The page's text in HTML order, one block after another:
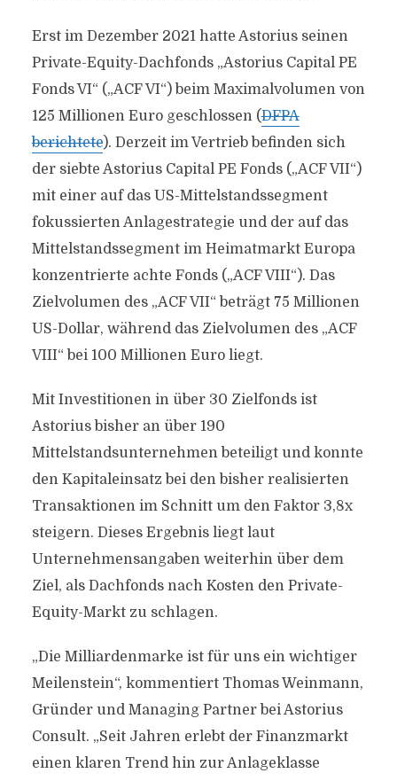
Erst im Dezember 2021 hatte Astorius seinen
Private-Equity-Dachfonds „Astorius Capital PE
Fonds VI“ („ACF VI“) beim Maximalvolumen von
125 Millionen Euro geschlossen (DFPA
berichtete). Derzeit im Vertrieb befinden sich
der siebte Astorius Capital PE Fonds („ACF VII“)
mit einer auf das US-Mittelstandssegment
fokussierten Anlagestrategie und der auf das
Mittelstandssegment im Heimatmarkt Europa
konzentrierte achte Fonds („ACF VIII“). Das
Zielvolumen des „ACF VII“ beträgt 75 Millionen
US-Dollar, während das Zielvolumen des „ACF
VIII“ bei 100 Millionen Euro liegt.
Mit Investitionen in über 30 Zielfonds ist
Astorius bisher an über 190
Mittelstandsunternehmen beteiligt und konnte
den Kapitaleinsatz bei den bisher realisierten
Transaktionen im Schnitt um den Faktor 3,8x
steigern. Dieses Ergebnis liegt laut
Unternehmensangaben weiterhin über dem
Ziel, als Dachfonds nach Kosten den Private-
Equity-Markt zu schlagen.
„Die Milliardenmarke ist für uns ein wichtiger
Meilenstein“, kommentiert Thomas Weinmann,
Gründer und Managing Partner bei Astorius
Consult. „Seit Jahren erlebt der Finanzmarkt
einen klaren Trend hin zur Anlageklasse